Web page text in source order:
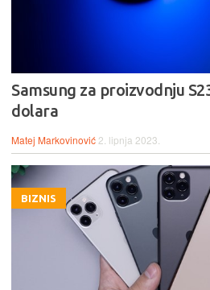
Samsung za proizvodnju
dolara
Matej Markovinović 2. lipnja 2023.
BIZNIS